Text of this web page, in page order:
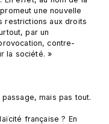
une nouvelle
restrictions aux droits
par un
contre-
la société. »
mais pas tout.
française ? En